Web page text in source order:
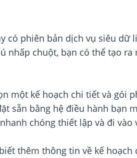
có phiên bản dịch vụ siêu dữ
nhấp chuột, bạn có thể tạo ra
một kế hoạch chi tiết và gói
sẵn bằng hệ điều hành bạn
chóng thiết lập và đi vào
thêm thông tin về kế hoạch